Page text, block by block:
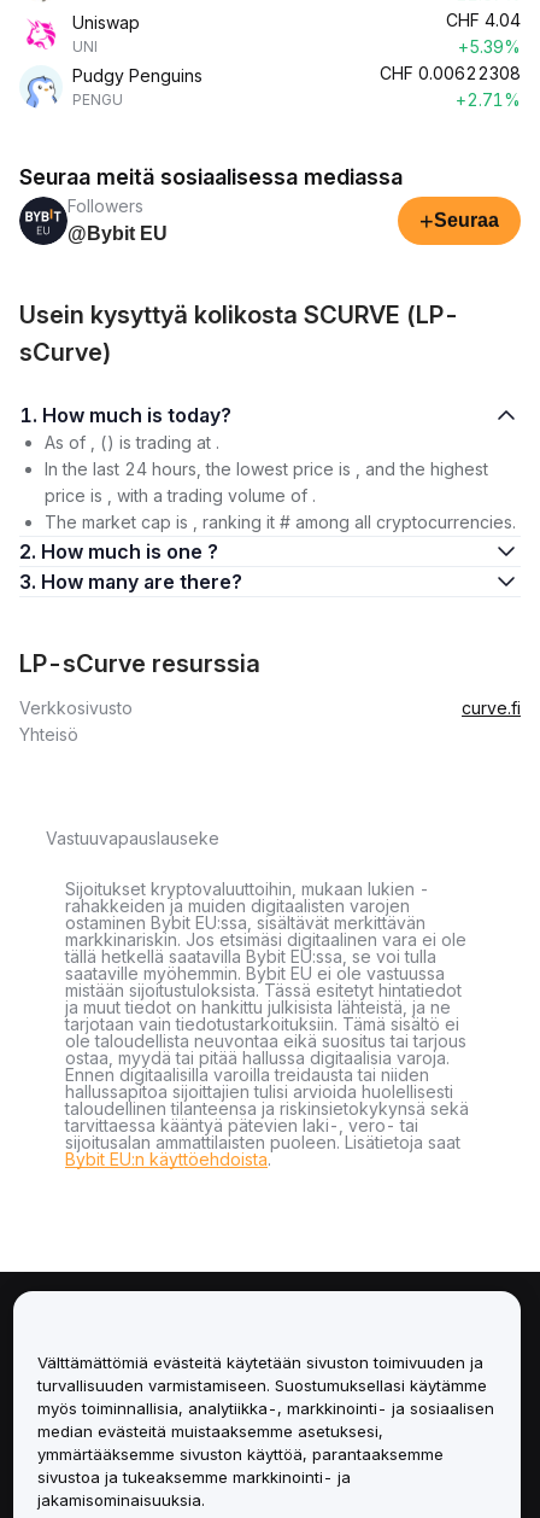
Uniswap
UNI
CHF 4.04
+5.39%
Pudgy Penguins
PENGU
CHF 0.00622308
+2.71%
Seuraa meitä sosiaalisessa mediassa
Followers
@Bybit EU
+Seuraa
Usein kysyttyä kolikosta SCURVE (LP-
sCurve)
1. How much is today?
As of , () is trading at .
In the last 24 hours, the lowest price is , and the highest
price is , with a trading volume of .
The market cap is , ranking it # among all cryptocurrencies.
2. How much is one ?
3. How many are there?
LP-sCurve resurssia
Verkkosivusto
curve.fi
Yhteisö
Vastuuvapauslauseke
Sijoitukset kryptovaluuttoihin, mukaan lukien -
rahakkeiden ja muiden digitaalisten varojen
ostaminen Bybit EU:ssa, sisältävät merkittävän
markkinariskin. Jos etsimäsi digitaalinen vara ei ole
tällä hetkellä saatavilla Bybit EU:ssa, se voi tulla
saataville myöhemmin. Bybit EU ei ole vastuussa
mistään sijoitustuloksista. Tässä esitetyt hintatiedot
ja muut tiedot on hankittu julkisista lähteistä, ja ne
tarjotaan vain tiedotustarkoituksiin. Tämä sisältö ei
ole taloudellista neuvontaa eikä suositus tai tarjous
ostaa, myydä tai pitää hallussa digitaalisia varoja.
Ennen digitaalisilla varoilla treidausta tai niiden
hallussapitoa sijoittajien tulisi arvioida huolellisesti
taloudellinen tilanteensa ja riskinsietokykynsä sekä
tarvittaessa kääntyä pätevien laki-, vero- tai
sijoitusalan ammattilaisten puoleen. Lisätietoja saat
Bybit EU:n käyttöehdoista.
Palvelut
Tuki
Tuotteet
Välttämättömiä evästeitä käytetään sivuston toimivuuden ja
turvallisuuden varmistamiseen. Suostumuksellasi käytämme
myös toiminnallisia, analytiikka-, markkinointi- ja sosiaalisen
median evästeitä muistaaksemme asetuksesi,
ymmärtääksemme sivuston käyttöä, parantaaksemme
sivustoa ja tukeaksemme markkinointi- ja
jakamisominaisuuksia.